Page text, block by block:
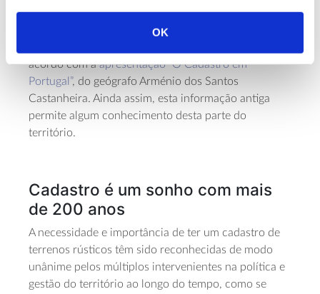
OK
mais cinco concelhos no Norte e Ilhas – o que
equivalerá a cerca de 53% do território, mas a
acordo com aapresentação “O Cadastro em
Portugal”, do geógrafo Arménio dos Santos
Castanheira. Ainda assim, esta informação antiga
permite algum conhecimento desta parte do
território.
Cadastro é um sonho com mais
de 200 anos
A necessidade e importância de ter um cadastro de
terrenos rústicos têm sido reconhecidas de modo
unânime pelos múltiplos intervenientes na política e
gestão do território ao longo do tempo, como se